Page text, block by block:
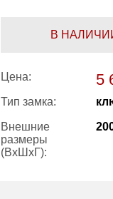
В
Цена: 5
Тип замка:
Внешние
размеры
(ВхШхГ):